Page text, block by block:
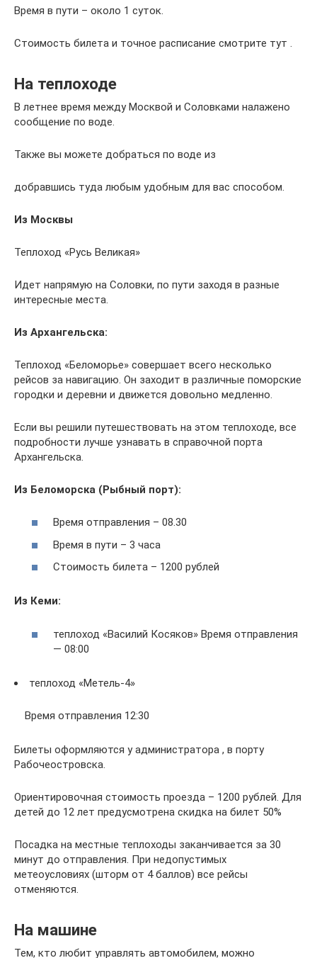
Время в пути – около 1 суток.
Стоимость билета и точное расписание смотрите тут .
На теплоходе
В летнее время между Москвой и Соловками налажено
сообщение по воде.
Также вы можете добраться по воде из
добравшись туда любым удобным для вас способом.
Из Москвы
Теплоход «Русь Великая»
Идет напрямую на Соловки, по пути заходя в разные
интересные места.
Из Архангельска:
Теплоход «Беломорье» совершает всего несколько
рейсов за навигацию. Он заходит в различные поморские
городки и деревни и движется довольно медленно.
Если вы решили путешествовать на этом теплоходе, все
подробности лучше узнавать в справочной порта
Архангельска.
Из Беломорска (Рыбный порт):
Время отправления – 08.30
Время в пути – 3 часа
Стоимость билета – 1200 рублей
Из Кеми:
теплоход «Василий Косяков» Время отправления
— 08:00
теплоход «Метель-4»
Время отправления 12:30
Билеты оформляются у администратора , в порту
Рабочеостровска.
Ориентировочная стоимость проезда – 1200 рублей. Для
детей до 12 лет предусмотрена скидка на билет 50%
Посадка на местные теплоходы заканчивается за 30
минут до отправления. При недопустимых
метеоусловиях (шторм от 4 баллов) все рейсы
отменяются.
На машине
Тем, кто любит управлять автомобилем, можно